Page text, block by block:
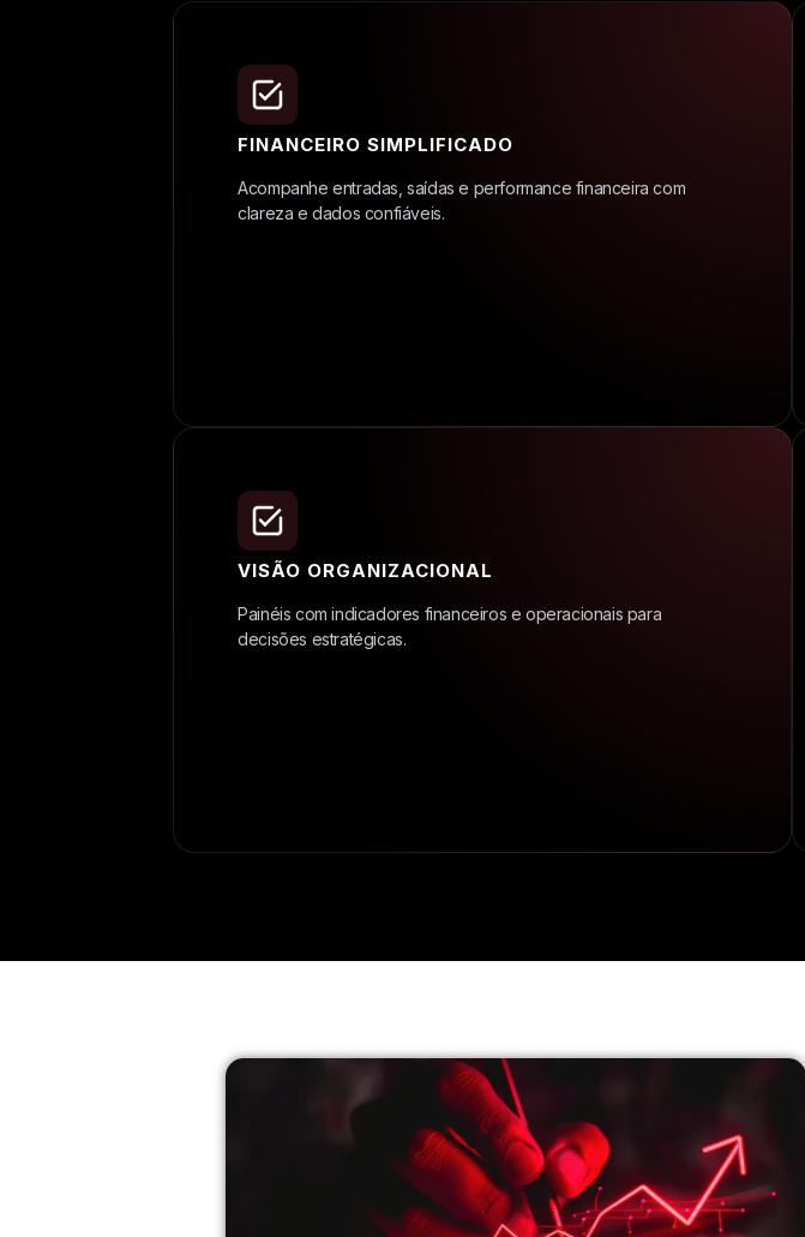
FINANCEIRO SIMPLIFICADO
Acompanhe entradas, saídas e performance financeira com
clareza e dados confiáveis.
VISÃO ORGANIZACIONAL
Painéis com indicadores financeiros e operacionais para
decisões estratégicas.